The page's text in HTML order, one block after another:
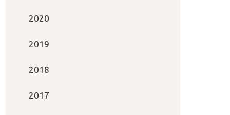
2020
2019
2018
2017